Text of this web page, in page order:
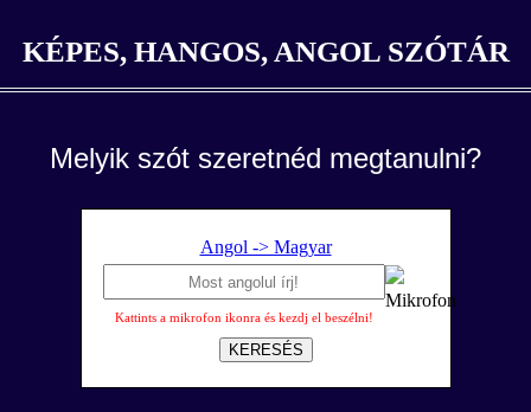
KÉPES, HANGOS, ANGOL SZÓTÁR
Melyik szót szeretnéd megtanulni?
Angol -> Magyar
Kattints a mikrofon ikonra és kezdj el beszélni!
KERESÉS